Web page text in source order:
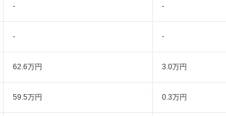
- -
- -
62.6万円 3.0万円
59.5万円 0.3万円